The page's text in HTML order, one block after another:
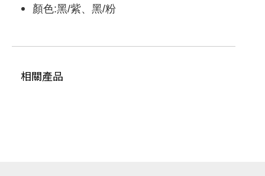
顏色:黑/紫、黑/粉
相關產品